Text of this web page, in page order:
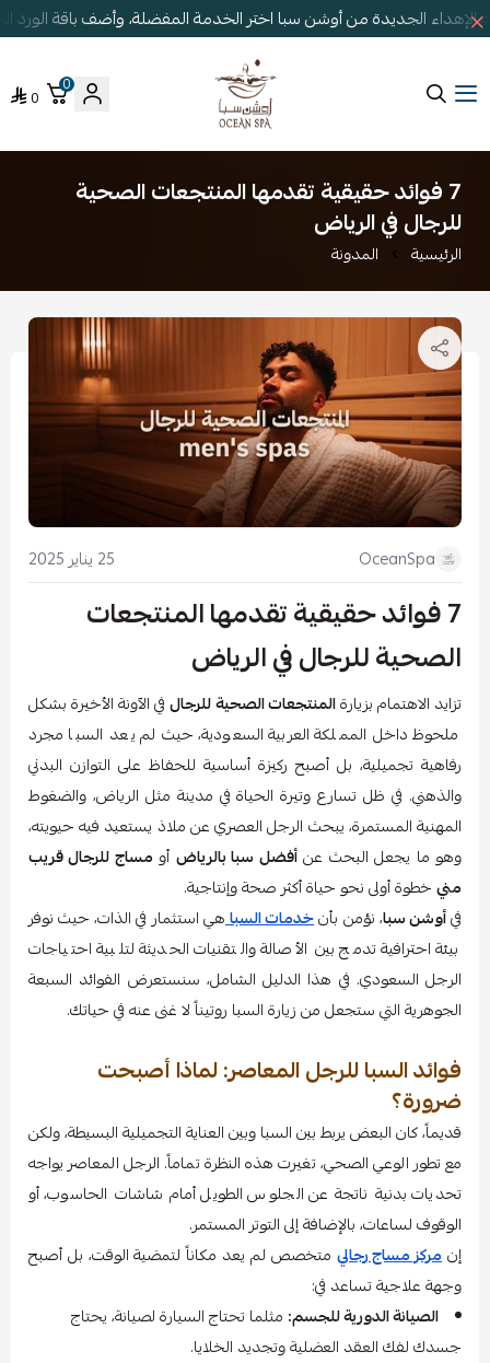
الجديدة من أوشن سبا اختر الخدمة المفضلة، وأضف باقة
أوشن سبا
0
0
7 فوائد حقيقية تقدمها المنتجعات الصحية
للرجال في الرياض
الرئيسية المدونة
OceanSpa 25 يناير 2025
7 فوائد حقيقية تقدمها المنتجعات
الصحية للرجال في الرياض
تزايد الاهتمام بزيارةالمنتجعات الصحية للرجالفي الآونة الأخيرة بشكل
ملحوظ داخل المملكة العربية السعودية، حيث لم يعد السبا مجرد
رفاهية تجميلية، بل أصبح ركيزة أساسية للحفاظ على التوازن البدني
والذهني. في ظل تسارع وتيرة الحياة في مدينة مثل الرياض، والضغوط
المهنية المستمرة، يبحث الرجل العصري عن ملاذ يستعيد فيه حيويته،
وهو ما يجعل البحث عنأفضل سبا بالرياض أو مساج للرجال قريب
منيخطوة أولى نحو حياة أكثر صحة وإنتاجية.
فيأوشن سبا، نؤمن بأنخدمات السباهي استثمار في الذات، حيث نوفر
بيئة احترافية تدمج بين الأصالة والتقنيات الحديثة لتلبية احتياجات
الرجل السعودي. في هذا الدليل الشامل، سنستعرض الفوائد السبعة
الجوهرية التي ستجعل من زيارة السبا روتيناً لا غنى عنه في حياتك.
فوائد السبا للرجل المعاصر: لماذا أصبحت
ضرورة؟
قديماً، كان البعض يربط بين السبا وبين العناية التجميلية البسيطة، ولكن
مع تطور الوعي الصحي، تغيرت هذه النظرة تماماً. الرجل المعاصر يواجه
تحديات بدنية ناتجة عن الجلوس الطويل أمام شاشات الحاسوب، أو
الوقوف لساعات، بالإضافة إلى التوتر المستمر.
إنمركز مساج رجالي متخصص لم يعد مكاناً لتمضية الوقت، بل أصبح
وجهة علاجية تساعد في:
الصيانة الدورية للجسم: مثلما تحتاج السيارة لصيانة، يحتاج
جسدك لفك العقد العضلية وتجديد الخلايا.